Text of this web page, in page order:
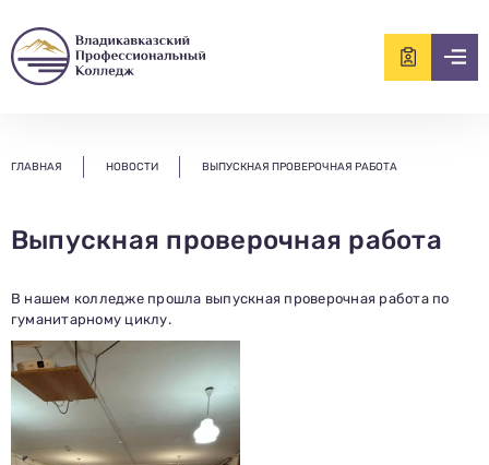
ГЛАВНАЯ НОВОСТИ ВЫПУСКНАЯ ПРОВЕРОЧНАЯ РАБОТА
Выпускная проверочная работа
В нашем колледже прошла выпускная проверочная работа по
гуманитарному циклу.